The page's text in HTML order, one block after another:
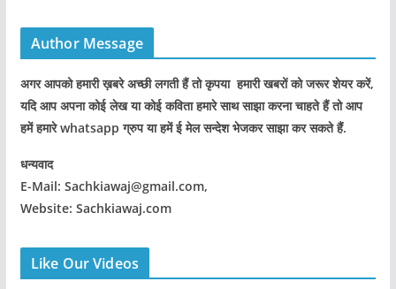
Author Message
अगर आपको हमारी ख़बरे अच्छी लगती हैं तो कृपया हमारी खबरों को जरूर शेयर करें,
यदि आप अपना कोई लेख या कोई कविता हमारे साथ साझा करना चाहते हैं तो आप
हमें हमारे whatsapp ग्रुप या हमें ई मेल सन्देश भेजकर साझा कर सकते हैं.
धन्यवाद
E-Mail: Sachkiawaj@gmail.com,
Website: Sachkiawaj.com
Like Our Videos